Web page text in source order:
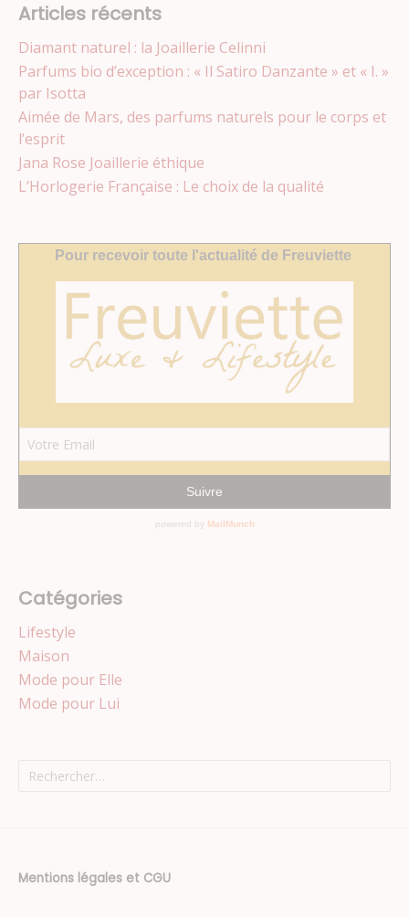
Articles récents
Diamant naturel : la Joaillerie Celinni
Parfums bio d’exception : « Il Satiro Danzante » et « I. »
par Isotta
Aimée de Mars, des parfums naturels pour le corps et
l’esprit
Jana Rose Joaillerie éthique
L’Horlogerie Française : Le choix de la qualité
Catégories
Lifestyle
Maison
Mode pour Elle
Mode pour Lui
Rechercher :
Mentions légales et CGU